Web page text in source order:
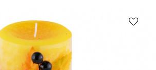
favorite